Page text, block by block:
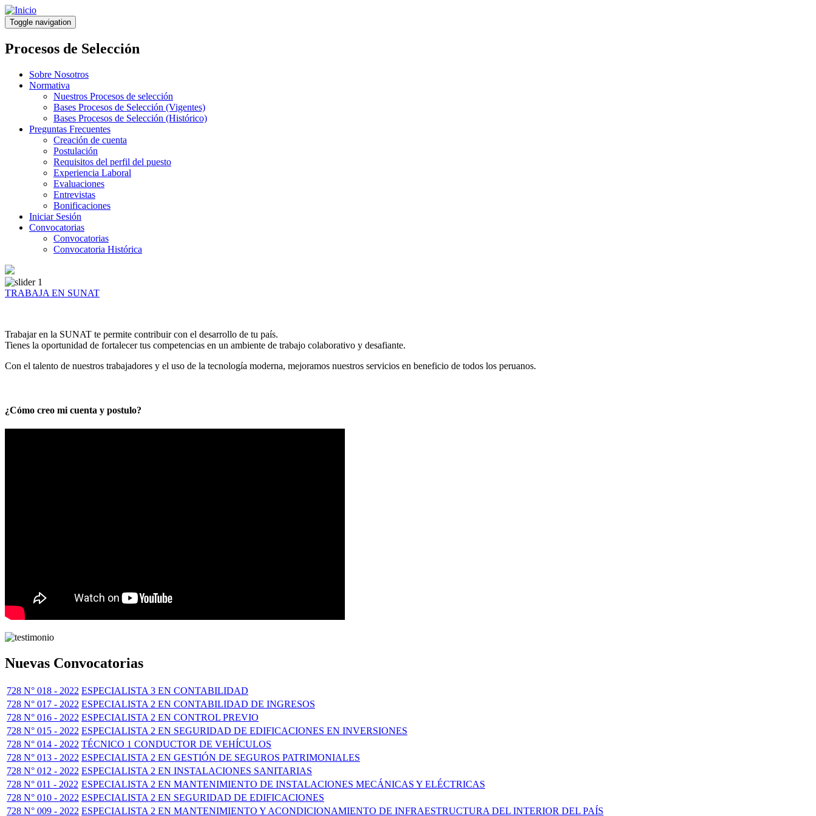
Pasar
al
contenido
principal
Toggle navigation
Procesos de Selección
Sobre Nosotros
Normativa
Nuestros Procesos de selección
Bases Procesos de Selección (Vigentes)
Bases Procesos de Selección (Histórico)
Preguntas Frecuentes
Creación de cuenta
Postulación
Requisitos del perfil del puesto
Experiencia Laboral
Evaluaciones
Entrevistas
Bonificaciones
Iniciar Sesión
Convocatorias
Convocatorias
Convocatoria Histórica
TRABAJA EN SUNAT
Trabajar en la SUNAT te permite contribuir con el desarrollo de tu país.
Tienes la oportunidad de fortalecer tus competencias en un ambiente de trabajo colaborativo y desafiante.
Con el talento de nuestros trabajadores y el uso de la tecnología moderna, mejoramos nuestros servicios en beneficio de todos los peruanos.
¿Cómo creo mi cuenta y postulo?
Nuevas Convocatorias
728 N° 018 - 2022 ESPECIALISTA 3 EN CONTABILIDAD
728 N° 017 - 2022 ESPECIALISTA 2 EN CONTABILIDAD DE INGRESOS
728 N° 016 - 2022 ESPECIALISTA 2 EN CONTROL PREVIO
728 N° 015 - 2022 ESPECIALISTA 2 EN SEGURIDAD DE EDIFICACIONES EN INVERSIONES
728 N° 014 - 2022 TÉCNICO 1 CONDUCTOR DE VEHÍCULOS
728 N° 013 - 2022 ESPECIALISTA 2 EN GESTIÓN DE SEGUROS PATRIMONIALES
728 N° 012 - 2022 ESPECIALISTA 2 EN INSTALACIONES SANITARIAS
728 N° 011 - 2022 ESPECIALISTA 2 EN MANTENIMIENTO DE INSTALACIONES MECÁNICAS Y ELÉCTRICAS
728 N° 010 - 2022 ESPECIALISTA 2 EN SEGURIDAD DE EDIFICACIONES
728 N° 009 - 2022 ESPECIALISTA 2 EN MANTENIMIENTO Y ACONDICIONAMIENTO DE INFRAESTRUCTURA DEL INTERIOR DEL PAÍS